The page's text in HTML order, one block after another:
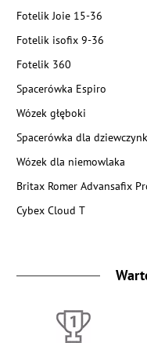
Fotelik Joie 15-36
Fotelik isofix 9-36
Fotelik 360
Spacerówka Espiro
Wózek głęboki
Spacerówka dla
Wózek dla niemowlaka
Britax Romer Advansafix
Cybex Cloud T